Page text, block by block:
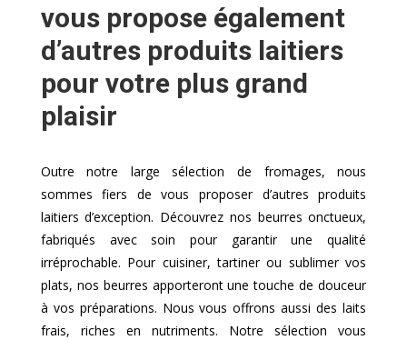
vous propose également
d’autres produits laitiers
pour votre plus grand
plaisir
Outre notre large sélection de fromages, nous
sommes fiers de vous proposer d’autres produits
laitiers d’exception. Découvrez nos beurres onctueux,
fabriqués avec soin pour garantir une qualité
irréprochable. Pour cuisiner, tartiner ou sublimer vos
plats, nos beurres apporteront une touche de douceur
à vos préparations. Nous vous offrons aussi des laits
frais, riches en nutriments. Notre sélection vous